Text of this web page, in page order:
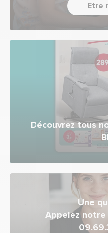
Etre
Découvrez tous
Une
Appelez notre